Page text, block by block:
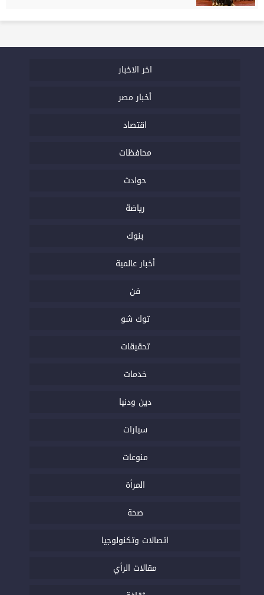
اخر الاخبار
أخبار مصر
اقتصاد
محافظات
حوادث
رياضة
بنوك
أخبار عالمية
فن
توك شو
تحقيقات
خدمات
دين ودنيا
سيارات
منوعات
المرأة
صحة
اتصالات وتكنولوجيا
مقالات الرأي